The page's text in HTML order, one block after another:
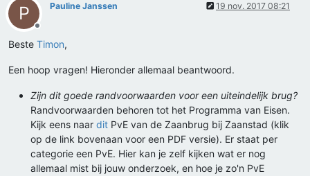
P
Offline
Pauline Janssen 19 nov. 2017 08:21
Beste Timon,
Een hoop vragen! Hieronder allemaal beantwoord.
Zijn dit goede randvoorwaarden voor een uiteindelijk brug?
Randvoorwaarden behoren tot het Programma van Eisen.
Kijk eens naar dit PvE van de Zaanbrug bij Zaanstad (klik
op de link bovenaan voor een PDF versie). Er staat per
categorie een PvE. Hier kan je zelf kijken wat er nog
allemaal mist bij jouw onderzoek, en hoe je zo'n PvE